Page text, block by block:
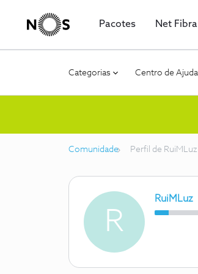
Pacotes Net Fibra
Categorias Centro de Ajuda
Comunidade Perfil de RuiMLuz
R
RuiMLuz